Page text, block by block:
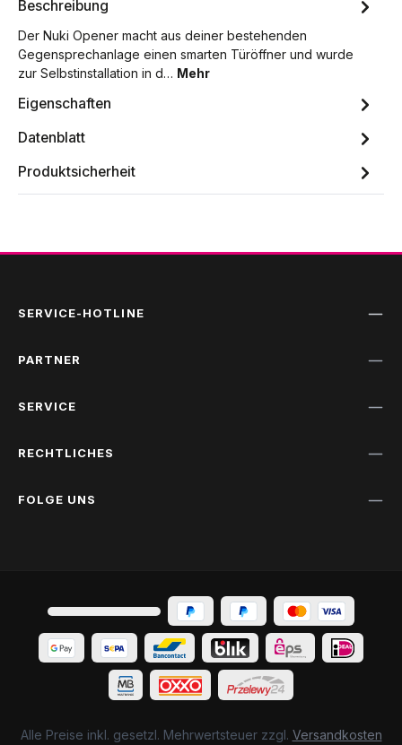
Beschreibung
Der Nuki Opener macht aus deiner bestehenden
Gegensprechanlage einen smarten Türöffner und wurde
zur Selbstinstallation in d… Mehr
Eigenschaften
Datenblatt
Produktsicherheit
SERVICE-HOTLINE
PARTNER
SERVICE
RECHTLICHES
FOLGE UNS
Alle Preise inkl. gesetzl. Mehrwertsteuer zzgl. Versandkosten